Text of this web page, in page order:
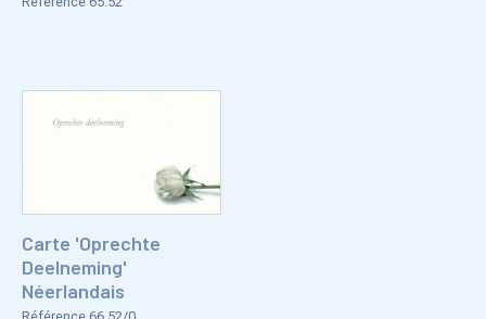
Carte 'Oprechte
Deelneming'
Néerlandais